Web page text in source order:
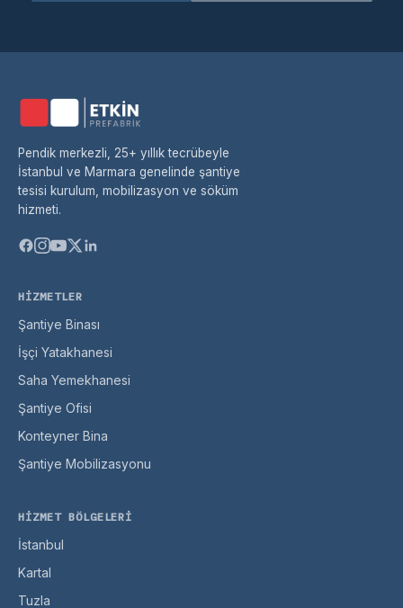
Pendik merkezli, 25+ yıllık tecrübeyle
İstanbul ve Marmara genelinde şantiye
tesisi kurulum, mobilizasyon ve söküm
hizmeti.
HIZMETLER
Şantiye Binası
İşçi Yatakhanesi
Saha Yemekhanesi
Şantiye Ofisi
Konteyner Bina
Şantiye Mobilizasyonu
HIZMET BÖLGELERI
İstanbul
Kartal
Tuzla